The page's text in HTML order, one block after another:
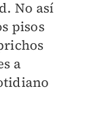
No así
pisos
a